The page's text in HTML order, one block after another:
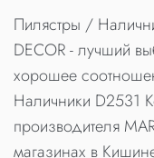
Пилястры /
DECOR - лучший
хорошее
Наличники D2531
производителя
магазинах в